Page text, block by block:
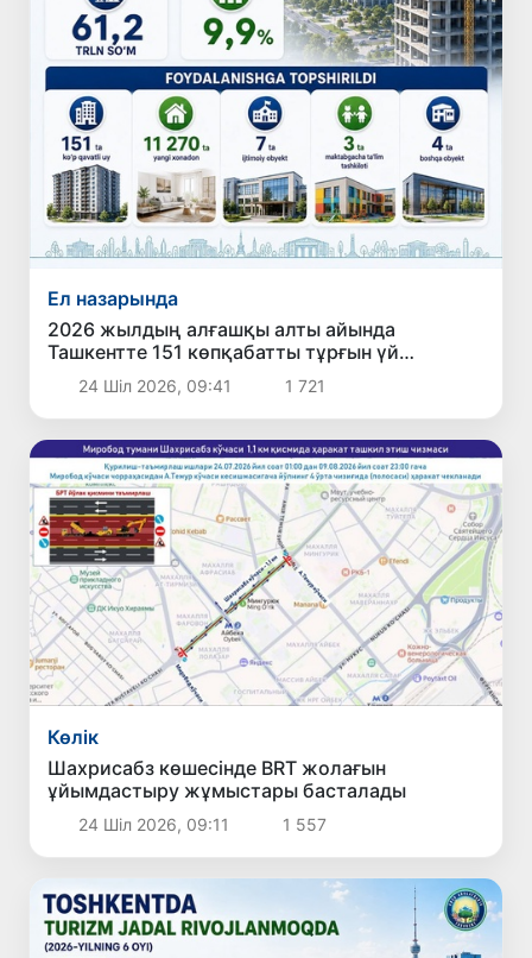
Ел назарында
2026 жылдың алғашқы алты айында
Ташкентте 151 көпқабатты тұрғын үй
пайдалануға берілді
24 Шіл 2026, 09:41 1 721
Көлік
Шахрисабз көшесінде BRT жолағын
ұйымдастыру жұмыстары басталады
24 Шіл 2026, 09:11 1 557